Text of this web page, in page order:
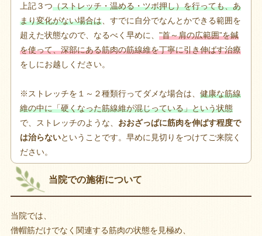
上記３つ（ストレッチ・温める・ツボ押し）を行っても、あ
まり変化がない場合は、すでに自分でなんとかできる範囲を
超えた状態なので、なるべく早めに、 ”首～肩の広範囲”を鍼
を使って、深部にある筋肉の筋線維を丁寧に引き伸ばす治療
をしにお越しください。
※ストレッチを１～２種類行ってダメな場合は、 健康な筋線
維の中に「硬くなった筋線維が混じっている」という状態
で、ストレッチのような、 おおざっぱに筋肉を伸ばす程度で
は治らないということです。早めに見切りをつけてご来院く
ださい。
当院での施術について
当院では、
僧帽筋だけでなく関連する筋肉の状態を見極め、